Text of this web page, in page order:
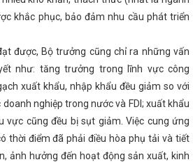
tra toàn diện tại các Công đoàn cơ
về chuyển đổi số lĩnh vực Công
lý chợ có hiệu lực thi hành kể từ
OCOP Hà Tĩnh
cường kết nối cung cầu tiêu thụ
Khởi công 2 dự án năng lượng
cao cho các nhiệm vụ phát triển
trường cận kề Tết Nguyên đán Giáp
Đại hội Đảng bộ Sở Công Thương
NGUYÊN TRẠNG CỤC QUẢN LÝ THỊ
CHI CỤC QUẢN LÝ THỊ TRƯỜNG
giá tình hình sản xuất công nghiệp,
định xử phạt vi phạm hành chính
khắc phục, bảo đảm nhu cầu phát triển
được, Bộ trưởng cũng chỉ ra những vấn
như: tăng trưởng trong lĩnh vực công
xuất khẩu, nhập khẩu đều giảm so với
nghiệp trong nước và FDI; xuất khẩu
vực cũng đều bị sụt giảm. Việc cung ứng
thời điểm đã phải điều hòa phụ tải và tiết
ảnh hưởng đến hoạt động sản xuất, kinh